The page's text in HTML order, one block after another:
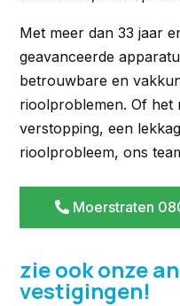
Met meer dan 33 jaar
geavanceerde
betrouwbare en
rioolproblemen. Of het
verstopping, een
rioolprobleem, ons
Moerstraten
zie ook onze
vestigingen!